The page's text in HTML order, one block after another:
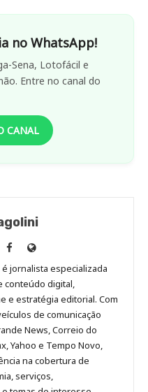
no WhatsApp!
Sena, Lotofácil e
Entre no canal do
CANAL
Anny
Malagolini
no
Facebook
Site
de
Anny
Malagolini
jornalista especializada
conteúdo digital,
e estratégia editorial. Com
de comunicação
News, Correio do
Yahoo e Tempo Novo,
na cobertura de
serviços,